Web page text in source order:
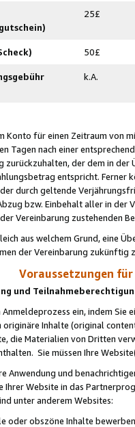
25£
50£
k.A.
Konto für einen Zeitraum von
Tagen nach einer
zurückzuhalten, der dem in der
entspricht. Ferner
durch geltende
bzw. Einbehalt aller in
Vereinbarung zustehenden
aus welchem Grund, eine
der Vereinbarung zukünftig
Voraussetzungen
und
Anmeldeprozess ein, indem
originäre Inhalte (original
die Materialien von Dritten
Sie müssen Ihre
Anwendung und
Ihrer Website in das
unter anderem Websites:
oder obszöne Inhalte